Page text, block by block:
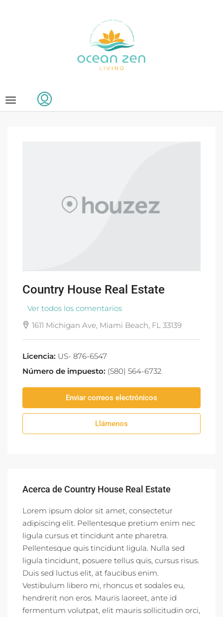
Country House Real Estate
Ver todos los comentarios
1611 Michigan Ave, Miami Beach, FL 33139
Licencia: US- 876-6547
Número de impuesto: (580) 564-6732
Enviar correos electrónicos
Llámenos
Acerca de Country House Real Estate
Lorem ipsum dolor sit amet, consectetur
adipiscing elit. Pellentesque pretium enim nec
ligula cursus et tincidunt ante pharetra.
Pellentesque quis tincidunt ligula. Nulla sed
ligula tincidunt, posuere tellus quis, cursus risus.
Duis sed luctus elit, at faucibus enim.
Vestibulum libero mi, rhoncus et sodales eu,
hendrerit non eros. Mauris laoreet, ante id
fermentum volutpat, elit mauris sollicitudin orci,